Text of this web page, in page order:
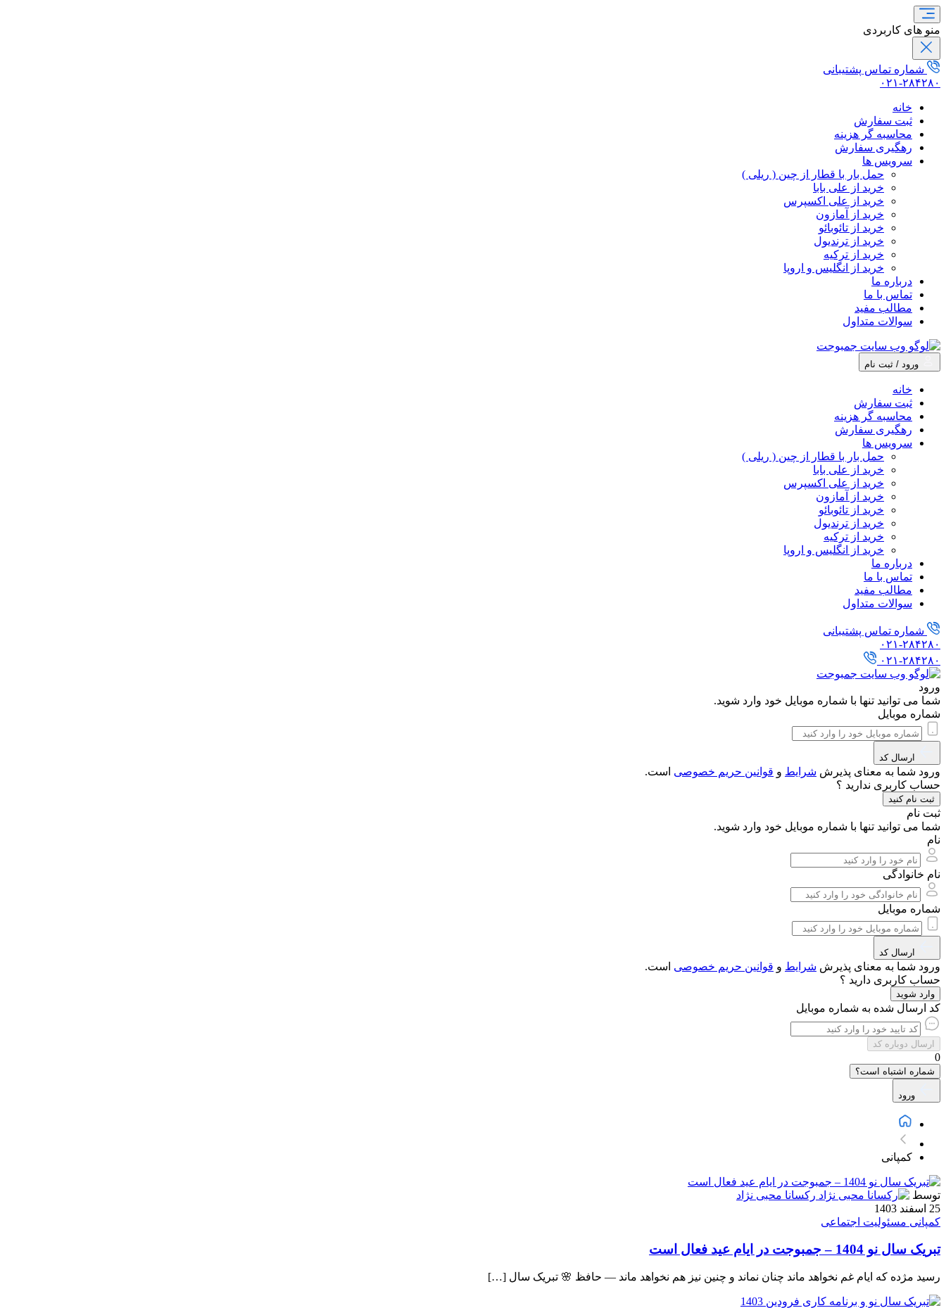
منو های کاربردی
شماره تماس پشتیبانی
۰۲۱-۲۸۴۲۸۰
خانه
ثبت سفارش
محاسبه گر هزینه
رهگیری سفارش
سرویس ها
حمل بار با قطار از چین ( ریلی )
خرید از علی بابا
خرید از علی اکسپرس
خرید از آمازون
خرید از تائوبائو
خرید از ترندیول
خرید از ترکیه
خرید از انگلیس و اروپا
درباره ما
تماس با ما
مطالب مفید
سوالات متداول
خانه
ثبت سفارش
محاسبه گر هزینه
رهگیری سفارش
سرویس ها
حمل بار با قطار از چین ( ریلی )
خرید از علی بابا
خرید از علی اکسپرس
خرید از آمازون
خرید از تائوبائو
خرید از ترندیول
خرید از ترکیه
خرید از انگلیس و اروپا
درباره ما
تماس با ما
مطالب مفید
سوالات متداول
شماره تماس پشتیبانی
۰۲۱-۲۸۴۲۸۰
۰۲۱-۲۸۴۲۸۰
ورود
شما می توانید تنها با شماره موبایل خود وارد شوید.
شماره موبایل
ورود شما به معنای پذیرش شرایط و قوانین حریم‌ خصوصی است.
حساب کاربری ندارید ؟
ثبت نام کنید
ثبت نام
شما می توانید تنها با شماره موبایل خود وارد شوید.
نام
نام خانوادگی
شماره موبایل
ورود شما به معنای پذیرش شرایط و قوانین حریم‌ خصوصی است.
حساب کاربری دارید ؟
وارد شوید
کد ارسال شده به شماره موبایل
ارسال دوباره کد
0
شماره اشتباه است؟
کمپانی
توسط
رکسانا محبی نژاد
25 اسفند 1403
کمپانی مسئولیت اجتماعی
تبریک سال نو 1404 – جمبوجت در ایام عید فعال است
رسید مژده که ایام غم نخواهد ماند چنان نماند و چنین نیز هم نخواهد ماند — حافظ 🌸 تبریک سال […]